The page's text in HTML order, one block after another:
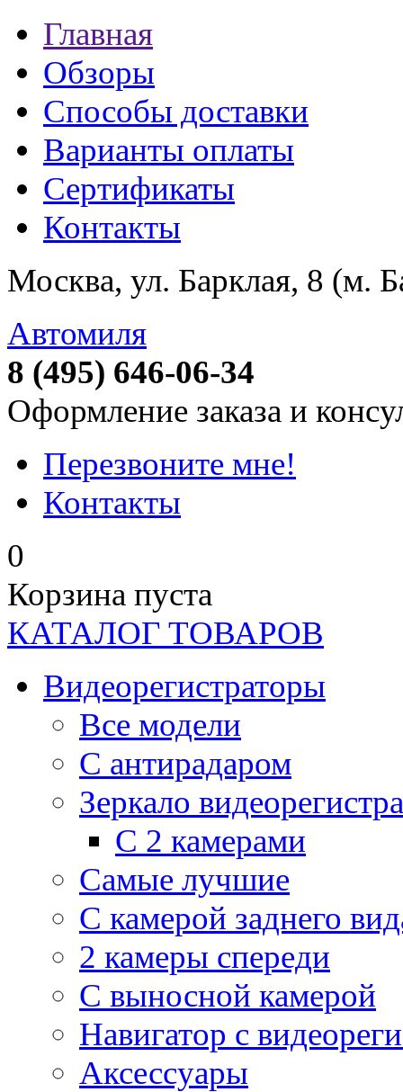
Главная
Обзоры
Способы доставки
Варианты оплаты
Сертификаты
Контакты
Москва, ул. Барклая, 8 (м.
Автомиля
8 (495) 646-06-34
Оформление заказа и
Перезвоните мне!
Контакты
0
Корзина пуста
КАТАЛОГ ТОВАРОВ
Видеорегистраторы
Все модели
C антирадаром
Зеркало
С 2 камерами
Самые лучшие
С камерой заднего
2 камеры спереди
С выносной камерой
Навигатор с
Аксессуары